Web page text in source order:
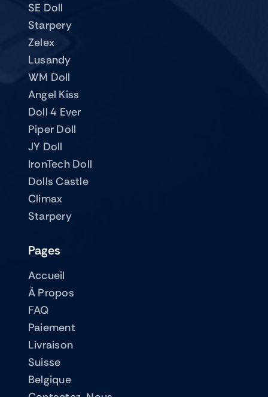
SE Doll
Starpery
Zelex
Lusandy
WM Doll
Angel Kiss
Doll 4 Ever
Piper Doll
JY Doll
IronTech Doll
Dolls Castle
Climax
Starpery
Pages
Accueil
À Propos
FAQ
Paiement
Livraison
Suisse
Belgique